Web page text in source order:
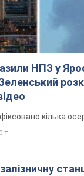
НПЗ у
Фото і відео
кілька
т.